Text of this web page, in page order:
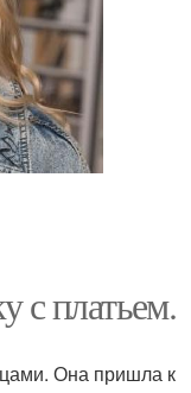
с платьем.
Она пришла к